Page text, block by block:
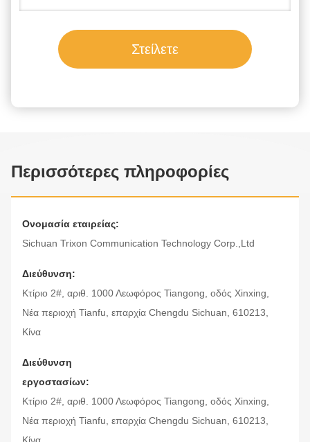
Στείλετε
Περισσότερες πληροφορίες
Ονομασία εταιρείας:
Sichuan Trixon Communication Technology Corp.,Ltd
Διεύθυνση:
Κτίριο 2#, αριθ. 1000 Λεωφόρος Tiangong, οδός Xinxing,
Νέα περιοχή Tianfu, επαρχία Chengdu Sichuan, 610213,
Κίνα
Διεύθυνση
εργοστασίων:
Κτίριο 2#, αριθ. 1000 Λεωφόρος Tiangong, οδός Xinxing,
Νέα περιοχή Tianfu, επαρχία Chengdu Sichuan, 610213,